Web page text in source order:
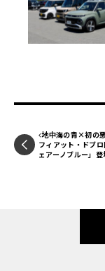
地中海の青×初の悪
フィアット・ドブ
ェアーノブルー」登